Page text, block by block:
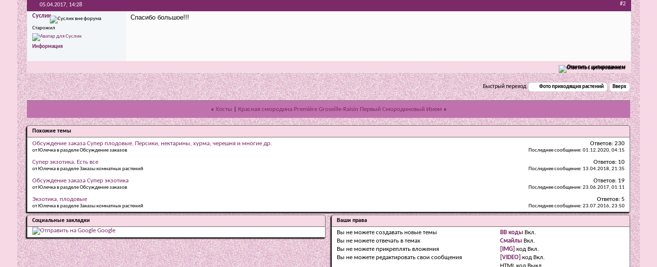
05.04.2017, 14:28 #2
Суслик
Старожил
Информация
Спасибо большое!!!
Ответить с цитированием
Быстрый переход Фото приходящих растений Вверх
« Хосты Красная смородина Première Groseille-Raisin Первый Смородиновый Изюм »
Похожие темы
Обсуждение заказа Супер плодовые. Персики, нектарины, хурма, черешня и многие др.
от Юлечка в разделе Обсуждение заказов
Ответов: 230
Последнее сообщение: 01.12.2020, 04:15
Супер экзотика. Есть все
от Юлечка в разделе Заказы комнатных растений
Ответов: 10
Последнее сообщение: 13.04.2018, 21:35
Обсуждение заказа Супер экзотика
от Юлечка в разделе Обсуждение заказов
Ответов: 19
Последнее сообщение: 23.06.2017, 01:11
Экзотика, плодовые
от Юлечка в разделе Заказы комнатных растений
Ответов: 5
Последнее сообщение: 23.07.2016, 23:50
Социальные закладки
Google
Ваши права
Выне можете создавать новые темы
Выне можете отвечать в темах
Выне можете прикреплять вложения
Выне можете редактировать свои сообщения
BB коды Вкл.
Смайлы Вкл.
[IMG] код Вкл.
[VIDEO] код Вкл.
HTML код Выкл.